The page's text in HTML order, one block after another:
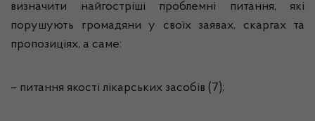
визначити найгостріші проблемні питання, які
порушують громадяни у своїх заявах, скаргах та
пропозиціях, а саме:
– питання якості лікарських засобів (7);